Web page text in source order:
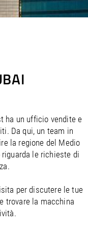
EN
ha un ufficio vendite e
Da qui, un team in
la regione del Medio
le richieste di
per discutere le tue
trovare la macchina